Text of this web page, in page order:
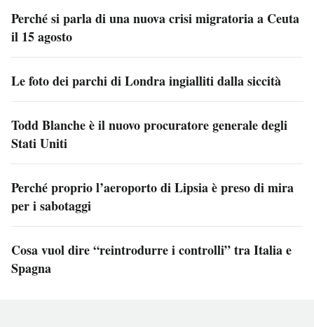
Perché si parla di una nuova crisi migratoria a Ceuta
il 15 agosto
Le foto dei parchi di Londra ingialliti dalla siccità
Todd Blanche è il nuovo procuratore generale degli
Stati Uniti
Perché proprio l’aeroporto di Lipsia è preso di mira
per i sabotaggi
Cosa vuol dire “reintrodurre i controlli” tra Italia e
Spagna